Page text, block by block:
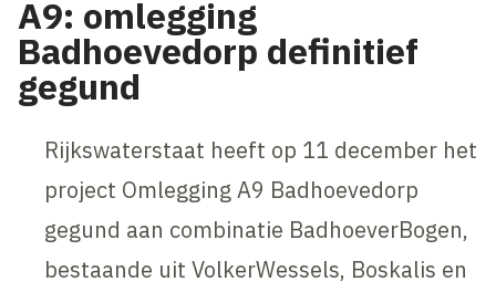
A9: omlegging
Badhoevedorp definitief
gegund
Rijkswaterstaat heeft op 11 december het
project Omlegging A9 Badhoevedorp
gegund aan combinatie BadhoeverBogen,
bestaande uit VolkerWessels, Boskalis en